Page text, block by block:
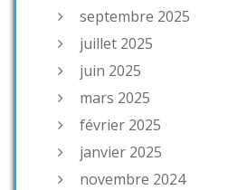
septembre 2025
juillet 2025
juin 2025
mars 2025
février 2025
janvier 2025
novembre 2024